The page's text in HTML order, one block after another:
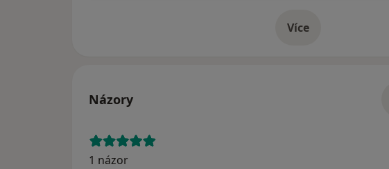
Víceo adrese
Názory
1 názor